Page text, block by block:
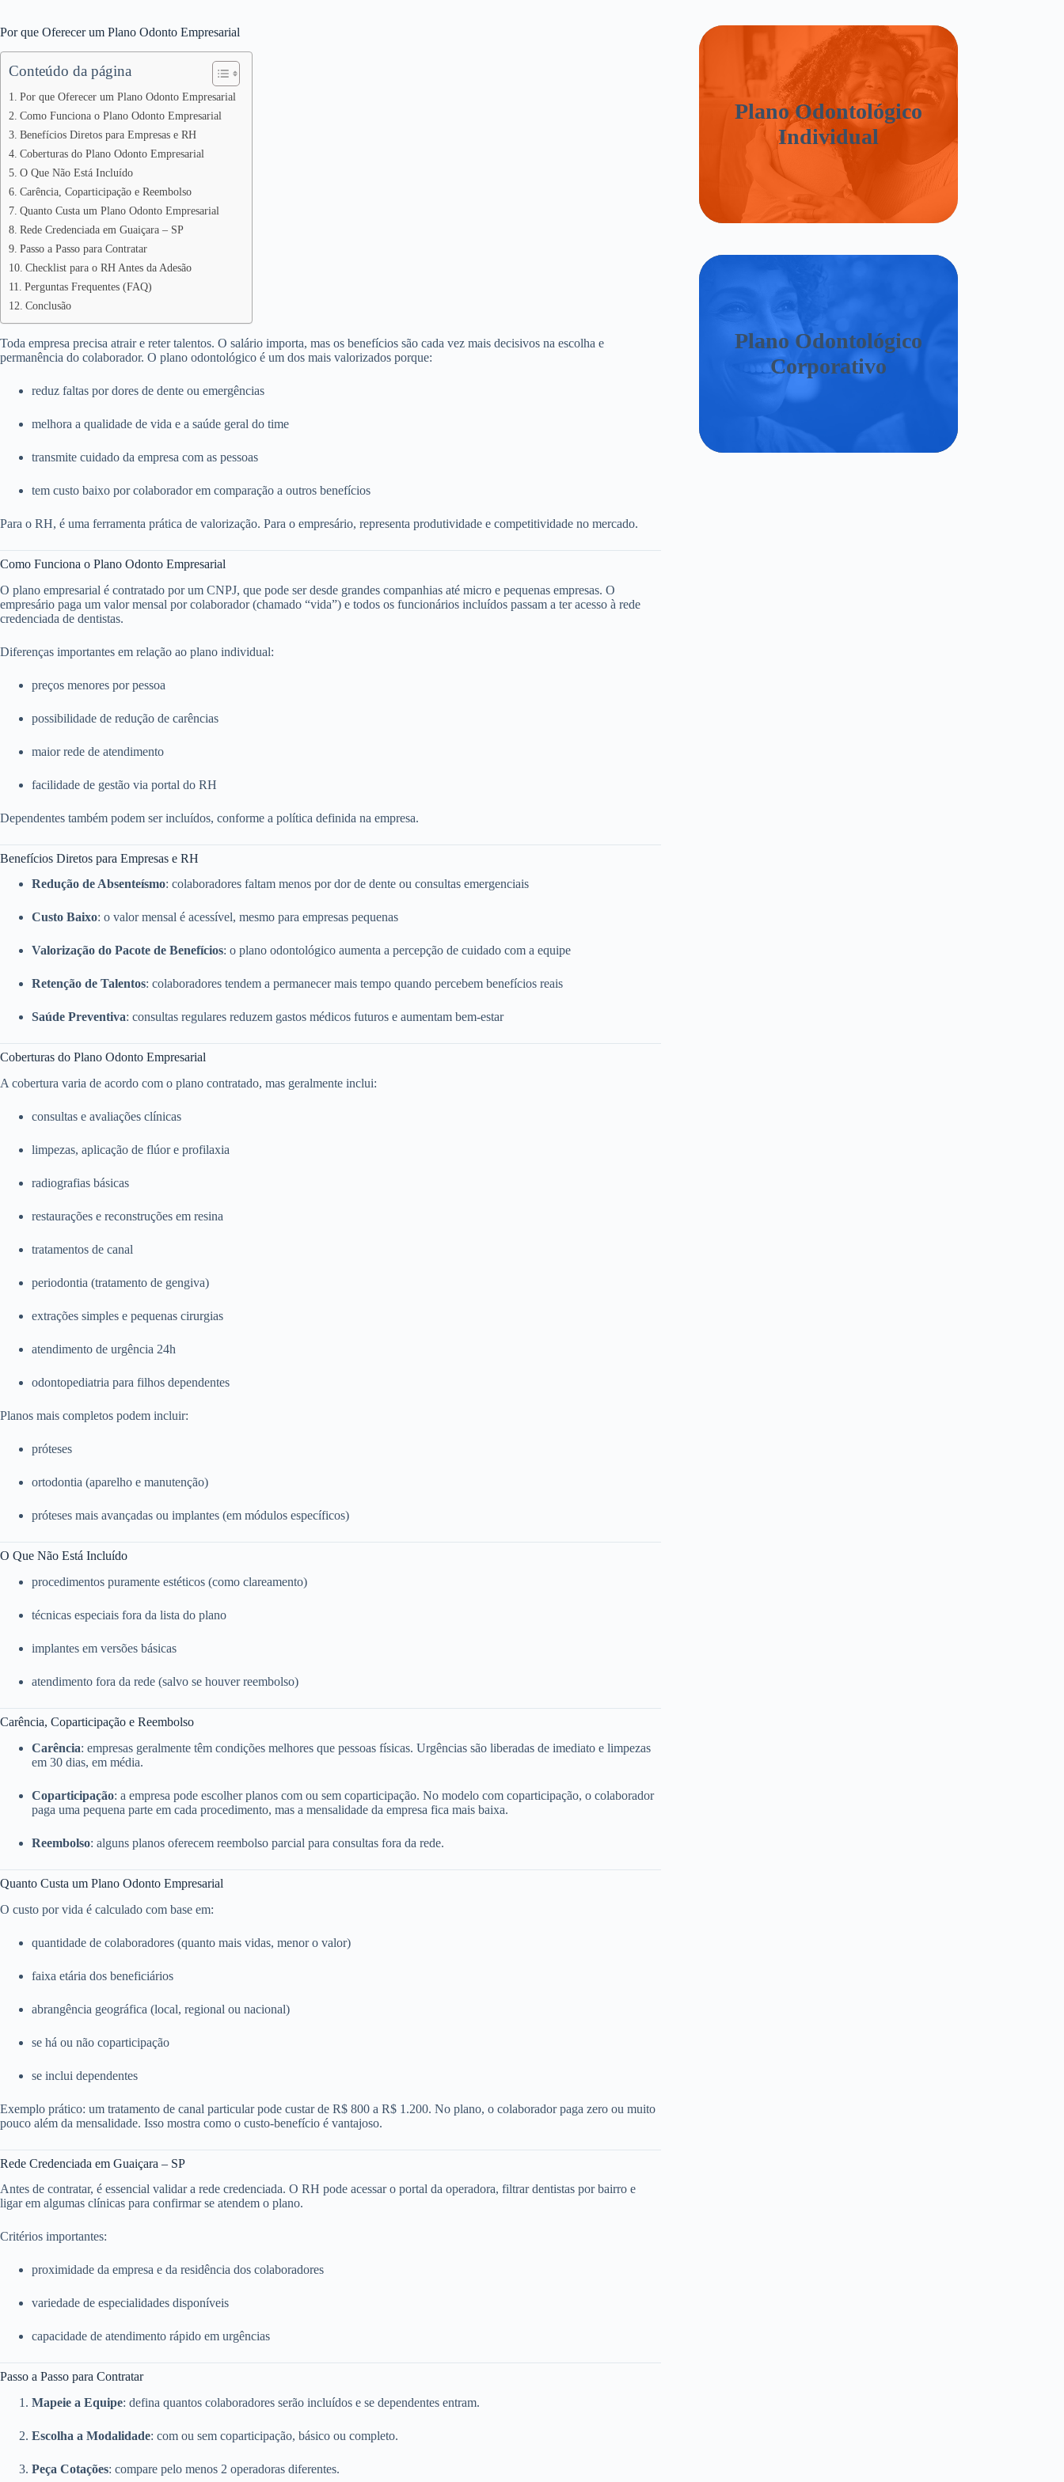
Por que Oferecer um Plano Odonto Empresarial
Conteúdo da página
Por que Oferecer um Plano Odonto Empresarial
Como Funciona o Plano Odonto Empresarial
Benefícios Diretos para Empresas e RH
Coberturas do Plano Odonto Empresarial
O Que Não Está Incluído
Carência, Coparticipação e Reembolso
Quanto Custa um Plano Odonto Empresarial
Rede Credenciada em Guaiçara – SP
Passo a Passo para Contratar
Checklist para o RH Antes da Adesão
Perguntas Frequentes (FAQ)
Conclusão
Toda empresa precisa atrair e reter talentos. O salário importa, mas os benefícios são cada vez mais decisivos na escolha e
permanência do colaborador. O plano odontológico é um dos mais valorizados porque:
reduz faltas por dores de dente ou emergências
melhora a qualidade de vida e a saúde geral do time
transmite cuidado da empresa com as pessoas
tem custo baixo por colaborador em comparação a outros benefícios
Para o RH, é uma ferramenta prática de valorização. Para o empresário, representa produtividade e competitividade no mercado.
Como Funciona o Plano Odonto Empresarial
O plano empresarial é contratado por um CNPJ, que pode ser desde grandes companhias até micro e pequenas empresas. O
empresário paga um valor mensal por colaborador (chamado “vida”) e todos os funcionários incluídos passam a ter acesso à rede
credenciada de dentistas.
Diferenças importantes em relação ao plano individual:
preços menores por pessoa
possibilidade de redução de carências
maior rede de atendimento
facilidade de gestão via portal do RH
Dependentes também podem ser incluídos, conforme a política definida na empresa.
Benefícios Diretos para Empresas e RH
Redução de Absenteísmo: colaboradores faltam menos por dor de dente ou consultas emergenciais
Custo Baixo: o valor mensal é acessível, mesmo para empresas pequenas
Valorização do Pacote de Benefícios: o plano odontológico aumenta a percepção de cuidado com a equipe
Retenção de Talentos: colaboradores tendem a permanecer mais tempo quando percebem benefícios reais
Saúde Preventiva: consultas regulares reduzem gastos médicos futuros e aumentam bem-estar
Coberturas do Plano Odonto Empresarial
A cobertura varia de acordo com o plano contratado, mas geralmente inclui:
consultas e avaliações clínicas
limpezas, aplicação de flúor e profilaxia
radiografias básicas
restaurações e reconstruções em resina
tratamentos de canal
periodontia (tratamento de gengiva)
extrações simples e pequenas cirurgias
atendimento de urgência 24h
odontopediatria para filhos dependentes
Planos mais completos podem incluir:
próteses
ortodontia (aparelho e manutenção)
próteses mais avançadas ou implantes (em módulos específicos)
O Que Não Está Incluído
procedimentos puramente estéticos (como clareamento)
técnicas especiais fora da lista do plano
implantes em versões básicas
atendimento fora da rede (salvo se houver reembolso)
Carência, Coparticipação e Reembolso
Carência: empresas geralmente têm condições melhores que pessoas físicas. Urgências são liberadas de imediato e limpezas
em 30 dias, em média.
Coparticipação: a empresa pode escolher planos com ou sem coparticipação. No modelo com coparticipação, o colaborador
paga uma pequena parte em cada procedimento, mas a mensalidade da empresa fica mais baixa.
Reembolso: alguns planos oferecem reembolso parcial para consultas fora da rede.
Quanto Custa um Plano Odonto Empresarial
O custo por vida é calculado com base em:
quantidade de colaboradores (quanto mais vidas, menor o valor)
faixa etária dos beneficiários
abrangência geográfica (local, regional ou nacional)
se há ou não coparticipação
se inclui dependentes
Exemplo prático: um tratamento de canal particular pode custar de R$ 800 a R$ 1.200. No plano, o colaborador paga zero ou muito
pouco além da mensalidade. Isso mostra como o custo-benefício é vantajoso.
Rede Credenciada em Guaiçara – SP
Antes de contratar, é essencial validar a rede credenciada. O RH pode acessar o portal da operadora, filtrar dentistas por bairro e
ligar em algumas clínicas para confirmar se atendem o plano.
Critérios importantes:
proximidade da empresa e da residência dos colaboradores
variedade de especialidades disponíveis
capacidade de atendimento rápido em urgências
Passo a Passo para Contratar
Mapeie a Equipe: defina quantos colaboradores serão incluídos e se dependentes entram.
Escolha a Modalidade: com ou sem coparticipação, básico ou completo.
Peça Cotações: compare pelo menos 2 operadoras diferentes.
Plano Odontológico
Individual
Plano Odontológico
Corporativo